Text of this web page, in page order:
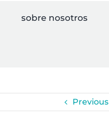
sobre nosotros
Previous